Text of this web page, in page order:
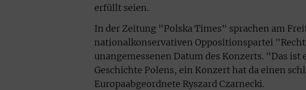
erfüllt seien.
In der Zeitung "Polska Times" sprachen am
nationalkonservativen Oppositionspartei
unangemessenen Datum des Konzerts. "Das ist
Geschichte Polens, ein Konzert hat da einen
Europaabgeordnete Ryszard Czarnecki.